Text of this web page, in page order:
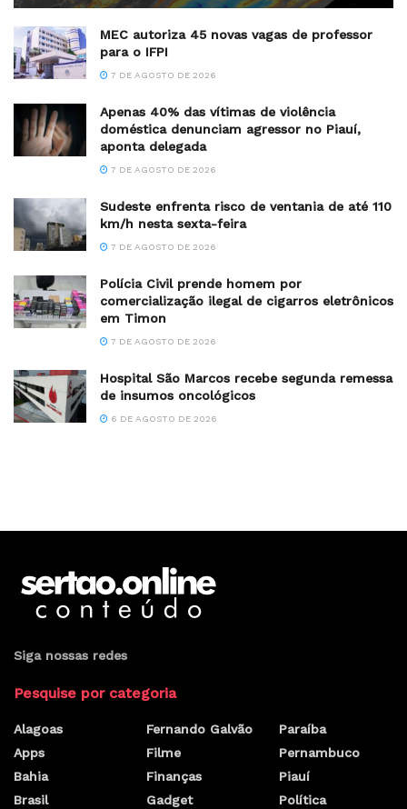
MEC autoriza 45 novas vagas de professor
para o IFPI
7 DE AGOSTO DE 2026
Apenas 40% das vítimas de violência
doméstica denunciam agressor no Piauí,
aponta delegada
7 DE AGOSTO DE 2026
Sudeste enfrenta risco de ventania de até 110
km/h nesta sexta-feira
7 DE AGOSTO DE 2026
Polícia Civil prende homem por
comercialização ilegal de cigarros eletrônicos
em Timon
7 DE AGOSTO DE 2026
Hospital São Marcos recebe segunda remessa
de insumos oncológicos
6 DE AGOSTO DE 2026
Siga nossas redes
Pesquise por categoria
Alagoas
Apps
Bahia
Brasil
Fernando Galvão
Filme
Finanças
Gadget
Paraíba
Pernambuco
Piauí
Política